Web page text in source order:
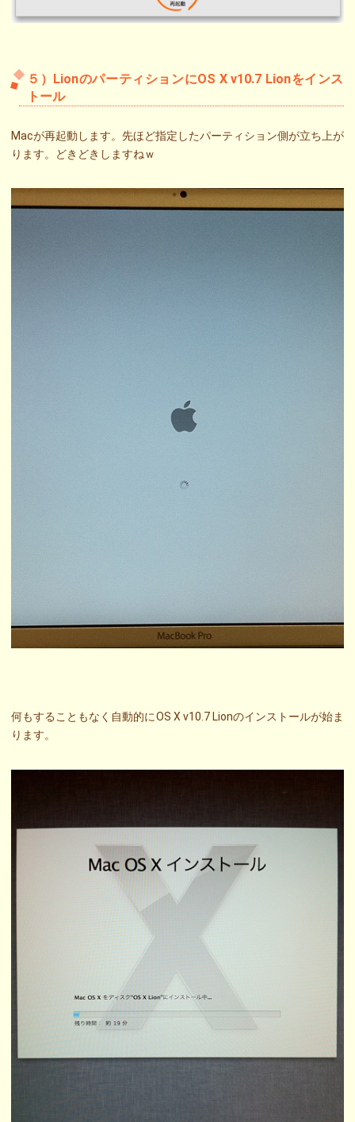
５）LionのパーティションにOS X v10.7 Lionをインス
トール
Macが再起動します。先ほど指定したパーティション側が立ち上が
ります。どきどきしますねｗ
何もすることもなく自動的にOS X v10.7 Lionのインストールが始ま
ります。